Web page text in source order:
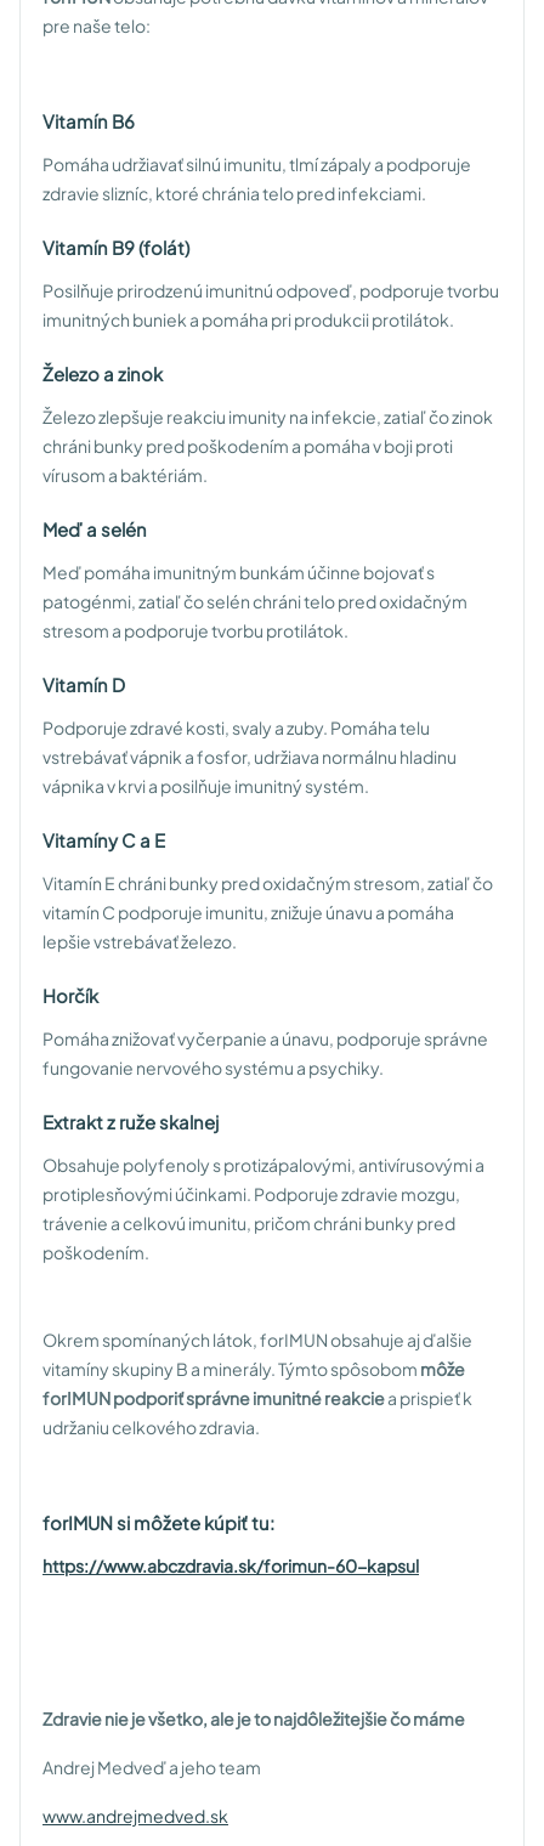
pre naše telo:
Vitamín B6
Pomáha udržiavať silnú imunitu, tlmí zápaly a podporuje
zdravie slizníc, ktoré chránia telo pred infekciami.
Vitamín B9 (folát)
Posilňuje prirodzenú imunitnú odpoveď, podporuje tvorbu
imunitných buniek a pomáha pri produkcii protilátok.
Železo a zinok
Železo zlepšuje reakciu imunity na infekcie, zatiaľ čo zinok
chráni bunky pred poškodením a pomáha v boji proti
vírusom a baktériám.
Meď a selén
Meď pomáha imunitným bunkám účinne bojovať s
patogénmi, zatiaľ čo selén chráni telo pred oxidačným
stresom a podporuje tvorbu protilátok.
Vitamín D
Podporuje zdravé kosti, svaly a zuby. Pomáha telu
vstrebávať vápnik a fosfor, udržiava normálnu hladinu
vápnika v krvi a posilňuje imunitný systém.
Vitamíny C a E
Vitamín E chráni bunky pred oxidačným stresom, zatiaľ čo
vitamín C podporuje imunitu, znižuje únavu a pomáha
lepšie vstrebávať železo.
Horčík
Pomáha znižovať vyčerpanie a únavu, podporuje správne
fungovanie nervového systému a psychiky.
Extrakt z ruže skalnej
Obsahuje polyfenoly s protizápalovými, antivírusovými a
protiplesňovými účinkami. Podporuje zdravie mozgu,
trávenie a celkovú imunitu, pričom chráni bunky pred
poškodením.
Okrem spomínaných látok, forIMUN obsahuje aj ďalšie
vitamíny skupiny B a minerály. Týmto spôsobom môže
forIMUN podporiť správne imunitné reakciea prispieť k
udržaniu celkového zdravia.
forIMUN si môžete kúpiť tu:
https://www.abczdravia.sk/forimun-60-kapsul
Zdravie nie je všetko, ale je to najdôležitejšie čo máme
Andrej Medveď a jeho team
www.andrejmedved.sk